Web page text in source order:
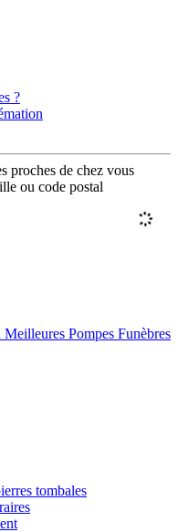
?
proches de chez vous
ou code postal
Pompes Funèbres
tombales